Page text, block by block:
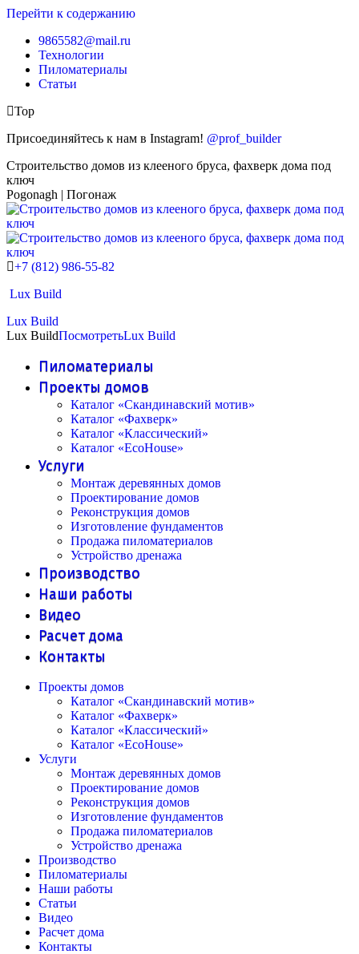
Перейти к содержанию
9865582@mail.ru
Технологии
Пиломатериалы
Статьи
Top
Присоединяйтесь к нам в Instagram! @prof_builder
Строительство домов из клееного бруса, фахверк дома под
ключ
Pogonagh | Погонаж
+7 (812) 986-55-82
Lux Build
Lux Build
Lux BuildПосмотретьLux Build
Пиломатериалы
Проекты домов
Каталог «Скандинавский мотив»
Каталог «Фахверк»
Каталог «Классический»
Каталог «EcoHouse»
Услуги
Монтаж деревянных домов
Проектирование домов
Реконструкция домов
Изготовление фундаментов
Продажа пиломатериалов
Устройство дренажа
Производство
Наши работы
Видео
Расчет дома
Контакты
Проекты домов
Каталог «Скандинавский мотив»
Каталог «Фахверк»
Каталог «Классический»
Каталог «EcoHouse»
Услуги
Монтаж деревянных домов
Проектирование домов
Реконструкция домов
Изготовление фундаментов
Продажа пиломатериалов
Устройство дренажа
Производство
Пиломатериалы
Наши работы
Статьи
Видео
Расчет дома
Контакты